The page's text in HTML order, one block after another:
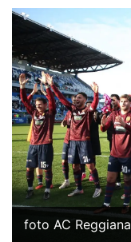
foto AC Reggiana